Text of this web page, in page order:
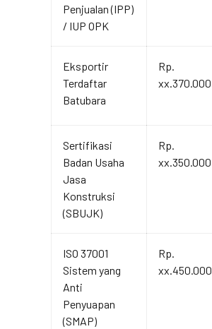
Penjualan (IPP)
/ IUP OPK
Eksportir
Terdaftar
Batubara
Rp.
xx.370.000
Sertifikasi
Badan Usaha
Jasa
Konstruksi
(SBUJK)
Rp.
xx.350.000
ISO 37001
Sistem yang
Anti
Penyuapan
(SMAP)
Rp.
xx.450.000